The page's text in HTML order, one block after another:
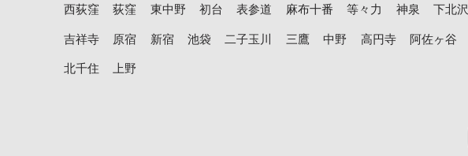
西荻窪
荻窪 東中野 初台 表参道 麻布十番 等々力 神泉
下北沢
吉祥寺
原宿 新宿 池袋 二子玉川 三鷹 中野 高円寺
阿佐ヶ谷
北千住
上野